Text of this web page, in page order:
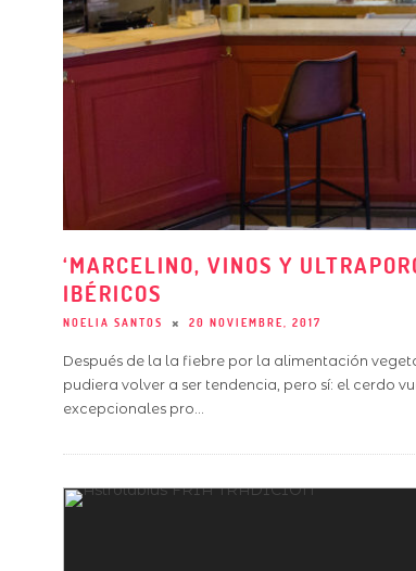
‘MARCELINO, VINOS Y
IBÉRICOS
NOELIA SANTOS 20 NOVIEMBRE, 2017
Después de la la fiebre por la alimentación
pudiera volver a ser tendencia, pero sí: el cerdo
excepcionales pro...